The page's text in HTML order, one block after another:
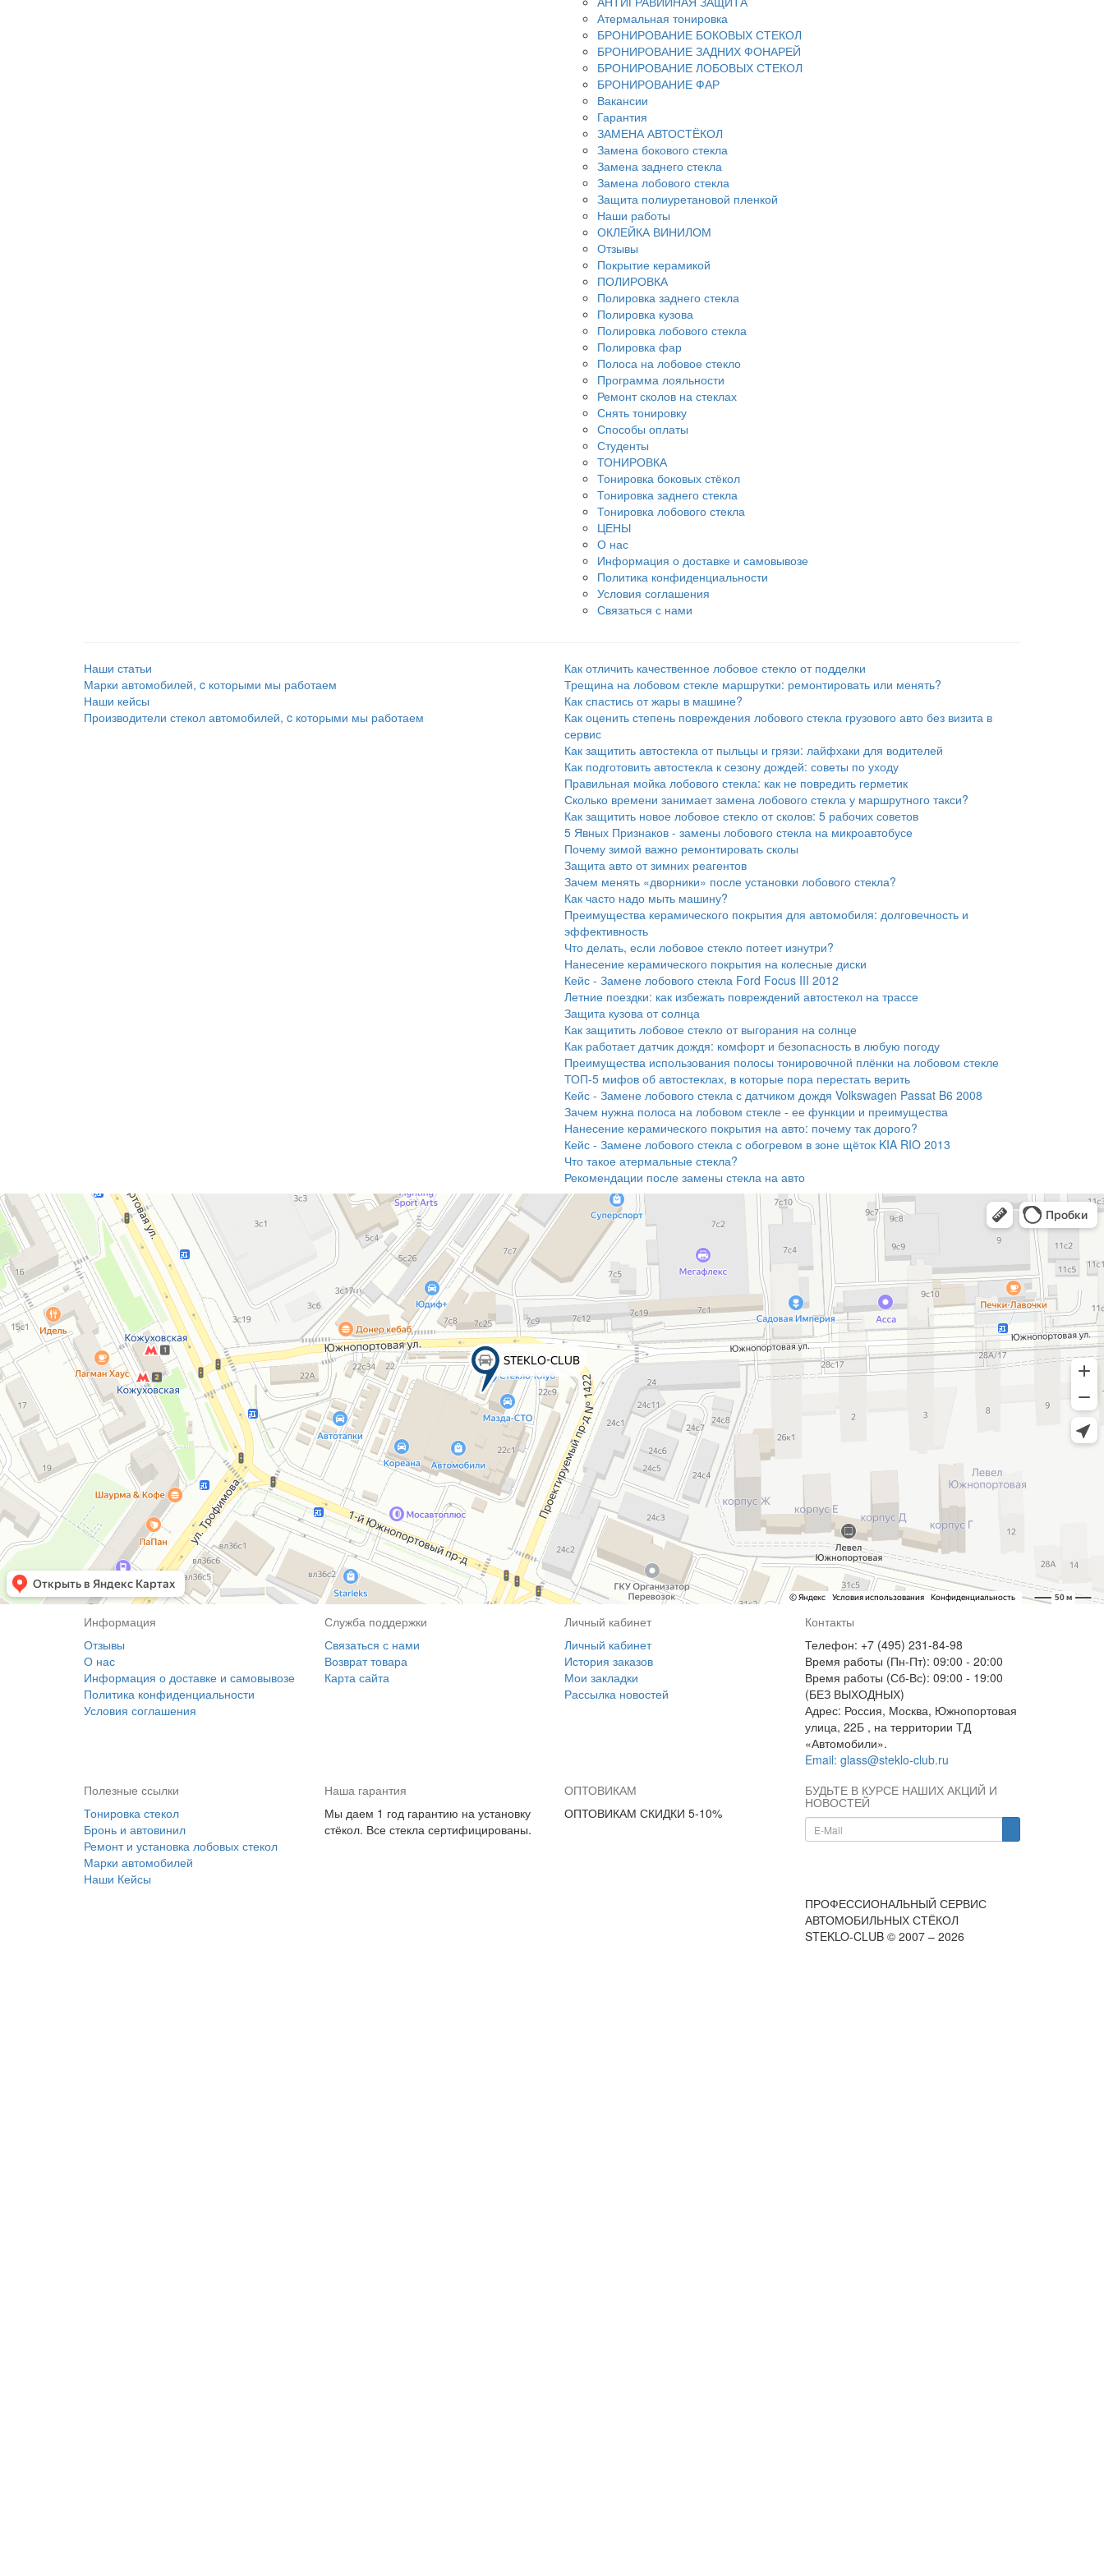
Атермальная тонировка
БРОНИРОВАНИЕ БОКОВЫХ СТЕКОЛ
БРОНИРОВАНИЕ ЗАДНИХ ФОНАРЕЙ
БРОНИРОВАНИЕ ЛОБОВЫХ СТЕКОЛ
БРОНИРОВАНИЕ ФАР
Вакансии
Гарантия
ЗАМЕНА АВТОСТЁКОЛ
Замена бокового стекла
Замена заднего стекла
Замена лобового стекла
Защита полиуретановой пленкой
Наши работы
ОКЛЕЙКА ВИНИЛОМ
Отзывы
Покрытие керамикой
ПОЛИРОВКА
Полировка заднего стекла
Полировка кузова
Полировка лобового стекла
Полировка фар
Полоса на лобовое стекло
Программа лояльности
Ремонт сколов на стеклах
Снять тонировку
Способы оплаты
Студенты
ТОНИРОВКА
Тонировка боковых стёкол
Тонировка заднего стекла
Тонировка лобового стекла
ЦЕНЫ
О нас
Информация о доставке и самовывозе
Политика конфиденциальности
Условия соглашения
Связаться с нами
Наши статьи
Марки автомобилей, c которыми мы работаем
Наши кейсы
Производители стекол автомобилей, c которыми мы работаем
Как отличить качественное лобовое стекло от подделки
Трещина на лобовом стекле маршрутки: ремонтировать или менять?
Как спастись от жары в машине?
Как оценить степень повреждения лобового стекла грузового авто без визита в
сервис
Как защитить автостекла от пыльцы и грязи: лайфхаки для водителей
Как подготовить автостекла к сезону дождей: советы по уходу
Правильная мойка лобового стекла: как не повредить герметик
Сколько времени занимает замена лобового стекла у маршрутного такси?
Как защитить новое лобовое стекло от сколов: 5 рабочих советов
5 Явных Признаков - замены лобового стекла на микроавтобусе
Почему зимой важно ремонтировать сколы
Защита авто от зимних реагентов
Зачем менять «дворники» после установки лобового стекла?
Как часто надо мыть машину?
Преимущества керамического покрытия для автомобиля: долговечность и
эффективность
Что делать, если лобовое стекло потеет изнутри?
Нанесение керамического покрытия на колесные диски
Кейс - Замене лобового стекла Ford Focus III 2012
Летние поездки: как избежать повреждений автостекол на трассе
Защита кузова от солнца
Как защитить лобовое стекло от выгорания на солнце
Как работает датчик дождя: комфорт и безопасность в любую погоду
Преимущества использования полосы тонировочной плёнки на лобовом стекле
ТОП-5 мифов об автостеклах, в которые пора перестать верить
Кейс - Замене лобового стекла с датчиком дождя Volkswagen Passat B6 2008
Зачем нужна полоса на лобовом стекле - ее функции и преимущества
Нанесение керамического покрытия на авто: почему так дорого?
Кейс - Замене лобового стекла с обогревом в зоне щёток KIA RIO 2013
Что такое атермальные стекла?
Рекомендации после замены стекла на авто
Информация
Отзывы
О нас
Информация о доставке и самовывозе
Политика конфиденциальности
Условия соглашения
Служба поддержки
Связаться с нами
Возврат товара
Карта сайта
Личный кабинет
Личный кабинет
История заказов
Мои закладки
Рассылка новостей
Контакты
Телефон: +7 (495) 231-84-98
Время работы (Пн-Пт): 09:00 - 20:00
Время работы (Сб-Вс): 09:00 - 19:00
(БЕЗ ВЫХОДНЫХ)
Адрес: Россия, Москва, Южнопортовая
улица, 22Б , на территории ТД
«Автомобили».
Email: glass@steklo-club.ru
Полезные ссылки
Тонировка стекол
Бронь и автовинил
Ремонт и установка лобовых стекол
Марки автомобилей
Наши Кейсы
Наша гарантия
Мы даем 1 год гарантию на установку
стёкол. Все стекла сертифицированы.
ОПТОВИКАМ
ОПТОВИКАМ СКИДКИ 5-10%
БУДЬТЕ В КУРСЕ НАШИХ АКЦИЙ И
НОВОСТЕЙ
ПРОФЕССИОНАЛЬНЫЙ СЕРВИС
АВТОМОБИЛЬНЫХ СТЁКОЛ
STEKLO-CLUB © 2007 – 2026